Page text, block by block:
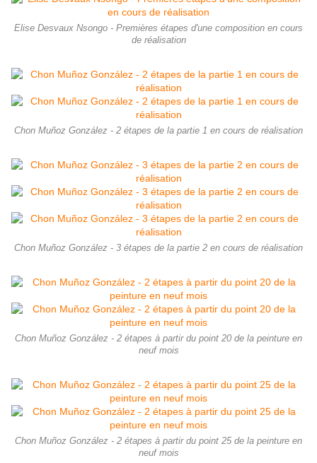
Elise Desvaux Nsongo - Premières étapes d'une composition en cours
de réalisation
Chon Muñoz González - 2 étapes de la partie 1 en cours de réalisation
Chon Muñoz González - 3 étapes de la partie 2 en cours de réalisation
Chon Muñoz González - 2 étapes à partir du point 20 de la peinture en
neuf mois
Chon Muñoz González - 2 étapes à partir du point 25 de la peinture en
neuf mois